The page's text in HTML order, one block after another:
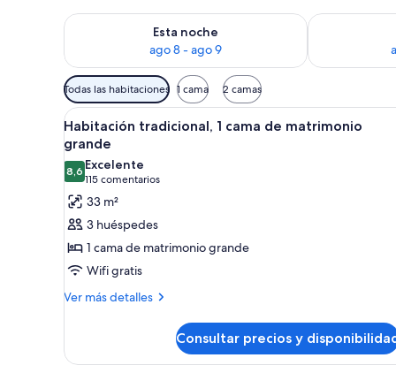
Esta noche
ago 8 - ago 9
Consulta la disponibilidad para esta noche, ago 8 -
Consulta la
Filtros
disponibles
para
las
habitaciones
Todas las habitaciones 1 cama 2 camas
Abrir
todas
las
fotos
de
Habitación
tradicional,
1
cama
de
Habitación de hotel con una
5
Habitación tradicional, 1 cama de matrimonio
grande
8,68,6 de 10
Excelente
115 comentarios
(115 comentarios)
33 m²
3 huéspedes
1 cama de matrimonio grande
Wifi gratis
Ver más detalles
Más
tradicional,
Consultar precios y